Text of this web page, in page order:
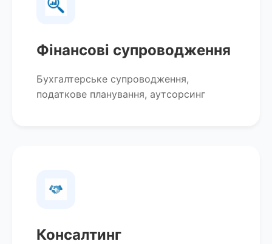
Фінансові супроводження
Бухгалтерське супроводження,
податкове планування, аутсорсинг
Консалтинг